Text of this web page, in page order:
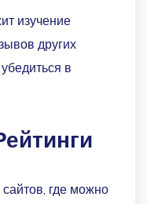
изучение
других
в
где можно